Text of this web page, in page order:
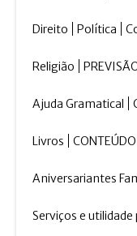
Direito Política
Religião
Ajuda Gramatical
Livros
Aniversariantes
Serviços e utilidade